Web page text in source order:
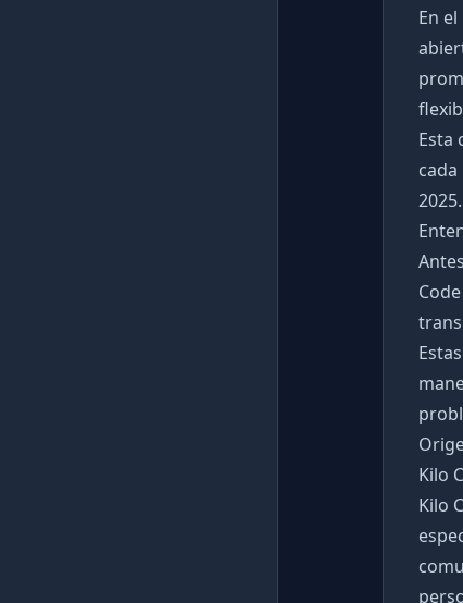
En
Esta
2025.
Kilo
Kilo